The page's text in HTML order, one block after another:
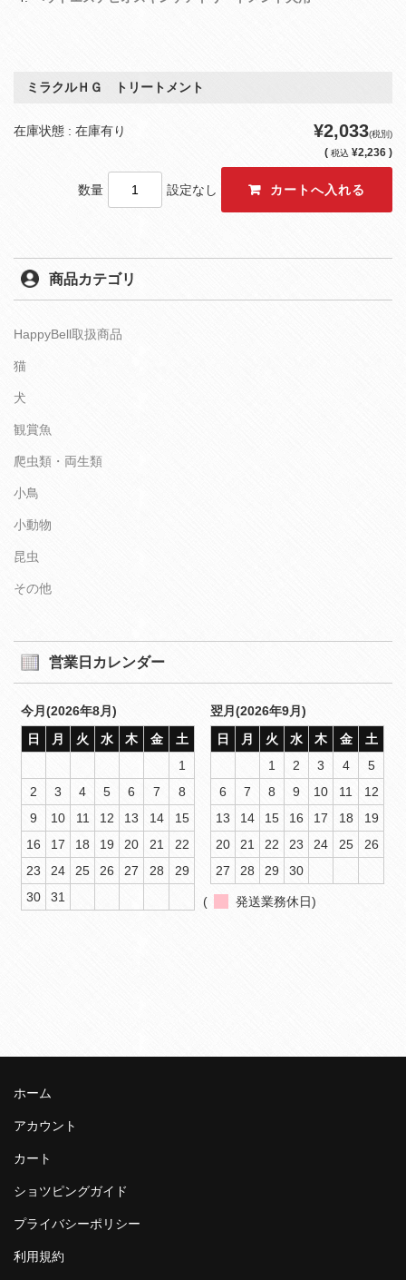
ミラクルＨＧ トリートメント
在庫状態 : 在庫有り ¥2,033(税別)
( 税込 ¥2,236 )
数量 設定なし
商品カテゴリ
HappyBell取扱商品
猫
犬
観賞魚
爬虫類・両生類
小鳥
小動物
昆虫
その他
営業日カレンダー
今月(2026年8月)
日
月 火 水 木 金
土
1
2
3 4 5 6 7
8
9
10 11 12 13 14
15
16
17 18 19 20 21
22
23
24 25 26 27 28
29
30
31
翌月(2026年9月)
日
月 火 水 木 金
土
1
2 3 4
5
6
7 8 9 10 11
12
13
14 15 16 17 18
19
20
21 22 23 24 25
26
27
28 29 30
( 発送業務休日)
ホーム
アカウント
カート
ショツピングガイド
プライバシーポリシー
利用規約